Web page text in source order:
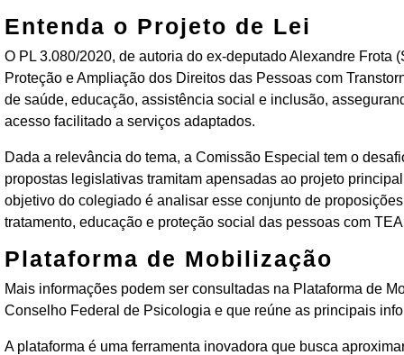
Entenda o Projeto de Lei
O PL 3.080/2020, de autoria do ex-deputado Alexandre
Proteção e Ampliação dos Direitos das Pessoas com
de saúde, educação, assistência social e inclusão,
acesso facilitado a serviços adaptados.
Dada a relevância do tema, a Comissão Especial tem o
propostas legislativas tramitam apensadas ao projeto
objetivo do colegiado é analisar esse conjunto de
tratamento, educação e proteção social das pessoas com
Plataforma de Mobilização
Mais informações podem ser consultadas na Plataforma de
Conselho Federal de Psicologia e que reúne as principais
A plataforma é uma ferramenta inovadora que busca